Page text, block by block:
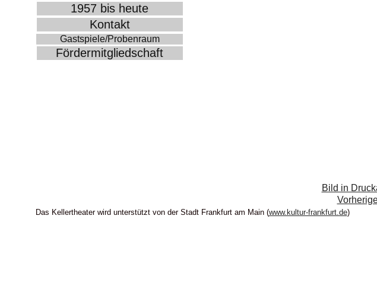
1957 bis heute
Kontakt
Gastspiele/Probenraum
Fördermitgliedschaft
Bild in
Das Kellertheater wird unterstützt von der Stadt Frankfurt am Main (www.kultur-frankfurt.de)